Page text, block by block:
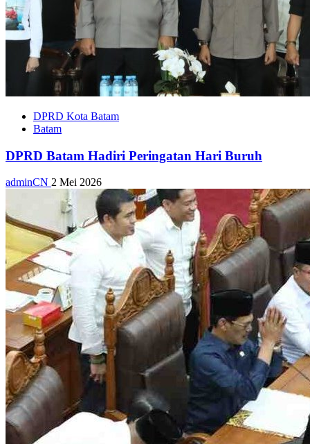
DPRD Kota Batam
Batam
DPRD Batam Hadiri Peringatan Hari Buruh
adminCN 2 Mei 2026